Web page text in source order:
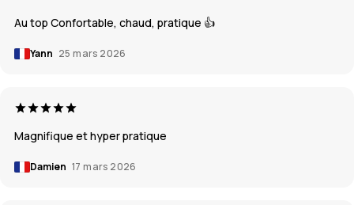
Au top Confortable, chaud, pratique 👍
Yann 25 mars 2026
Magnifique et hyper pratique
Damien 17 mars 2026